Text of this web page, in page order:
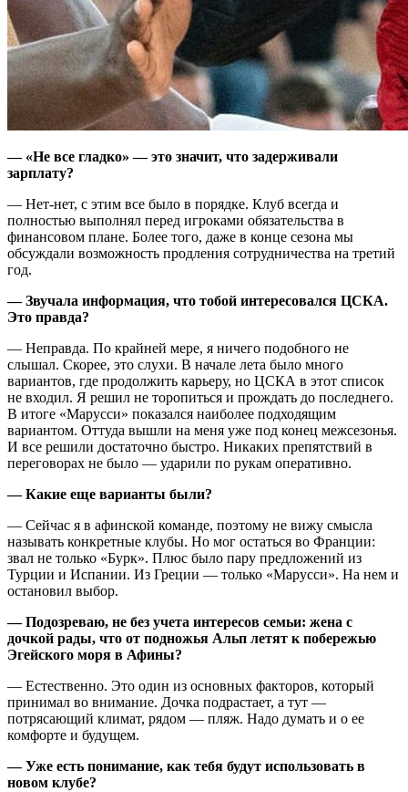
— «Не все гладко» — это значит, что задерживали
зарплату?
— Нет-нет, с этим все было в порядке. Клуб всегда и
полностью выполнял перед игроками обязательства в
финансовом плане. Более того, даже в конце сезона мы
обсуждали возможность продления сотрудничества на третий
год.
— Звучала информация, что тобой интересовался ЦСКА.
Это правда?
— Неправда. По крайней мере, я ничего подобного не
слышал. Скорее, это слухи. В начале лета было много
вариантов, где продолжить карьеру, но ЦСКА в этот список
не входил. Я решил не торопиться и прождать до последнего.
В итоге «Марусси» показался наиболее подходящим
вариантом. Оттуда вышли на меня уже под конец межсезонья.
И все решили достаточно быстро. Никаких препятствий в
переговорах не было — ударили по рукам оперативно.
— Какие еще варианты были?
— Сейчас я в афинской команде, поэтому не вижу смысла
называть конкретные клубы. Но мог остаться во Франции:
звал не только «Бурк». Плюс было пару предложений из
Турции и Испании. Из Греции — только «Марусси». На нем и
остановил выбор.
— Подозреваю, не без учета интересов семьи: жена с
дочкой рады, что от подножья Альп летят к побережью
Эгейского моря в Афины?
— Естественно. Это один из основных факторов, который
принимал во внимание. Дочка подрастает, а тут —
потрясающий климат, рядом — пляж. Надо думать и о ее
комфорте и будущем.
— Уже есть понимание, как тебя будут использовать в
новом клубе?